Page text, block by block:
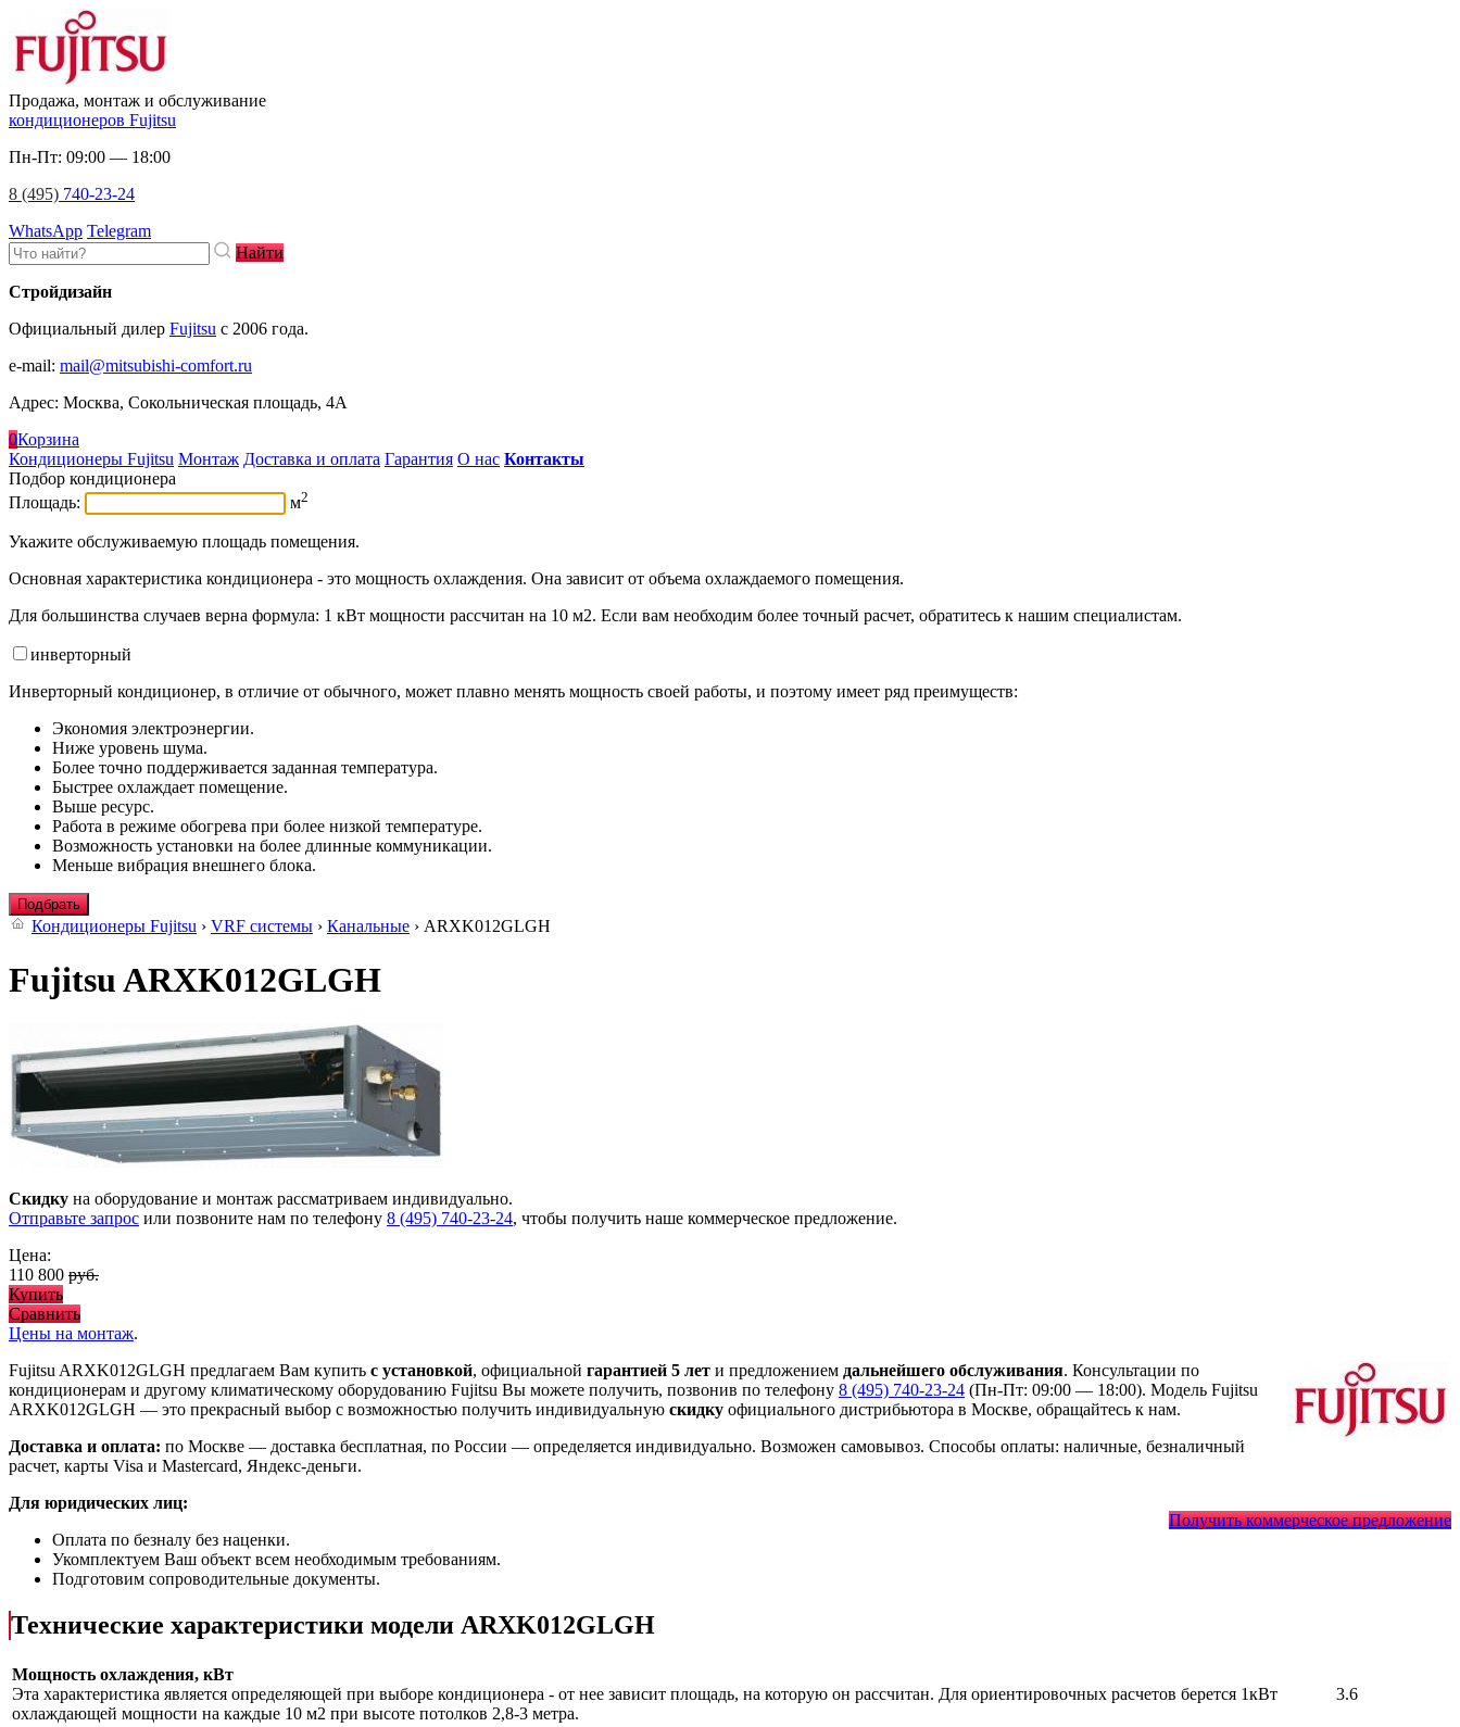
Продажа, монтаж и обслуживание
кондиционеров Fujitsu
Пн-Пт: 09:00 — 18:00
8 (495) 740-23-24
WhatsApp Telegram
Найти
Стройдизайн
Официальный дилер Fujitsu c 2006 года.
e-mail: mail@mitsubishi-comfort.ru
Адрес: Москва, Сокольническая площадь, 4А
0Корзина
Кондиционеры Fujitsu Монтаж Доставка и оплата Гарантия О нас Контакты
Подбор кондиционера
Площадь:
м2
Укажите обслуживаемую площадь помещения.
Основная характеристика кондиционера - это мощность охлаждения. Она зависит от объема охлаждаемого помещения.
Для большинства случаев верна формула: 1 кВт мощности рассчитан на 10 м2. Если вам необходим более точный расчет, обратитесь к нашим специалистам.
инверторный
Инверторный кондиционер, в отличие от обычного, может плавно менять мощность своей работы, и поэтому имеет ряд преимуществ:
Экономия электроэнергии.
Ниже уровень шума.
Более точно поддерживается заданная температура.
Быстрее охлаждает помещение.
Выше ресурс.
Работа в режиме обогрева при более низкой температуре.
Возможность установки на более длинные коммуникации.
Меньше вибрация внешнего блока.
Подбрать
Кондиционеры Fujitsu › VRF системы › Канальные › ARXK012GLGH
Fujitsu ARXK012GLGH
Скидку на оборудование и монтаж рассматриваем индивидуально.
Отправьте запрос или позвоните нам по телефону 8 (495) 740-23-24, чтобы получить наше коммерческое предложение.
Цена:
110 800 руб.
Купить
Сравнить
Цены на монтаж.
Fujitsu ARXK012GLGH предлагаем Вам купить с установкой, официальной гарантией 5 лет и предложением дальнейшего обслуживания. Консультации по
кондиционерам и другому климатическому оборудованию Fujitsu Вы можете получить, позвонив по телефону 8 (495) 740-23-24 (Пн-Пт: 09:00 — 18:00). Модель Fujitsu
ARXK012GLGH — это прекрасный выбор с возможностью получить индивидуальную скидку официального дистрибьютора в Москве, обращайтесь к нам.
Доставка и оплата: по Москве — доставка бесплатная, по России — определяется индивидуально. Возможен самовывоз. Способы оплаты: наличные, безналичный
расчет, карты Visa и Mastercard, Яндекс-деньги.
Получить коммерческое предложение
Для юридических лиц:
Оплата по безналу без наценки.
Укомплектуем Ваш объект всем необходимым требованиям.
Подготовим сопроводительные документы.
Технические характеристики модели ARXK012GLGH
Мощность охлаждения, кВт
Эта характеристика является определяющей при выборе кондиционера - от нее зависит площадь, на которую он рассчитан. Для ориентировочных расчетов берется 1кВт
охлаждающей мощности на каждые 10 м2 при высоте потолков 2,8-3 метра.
3.6